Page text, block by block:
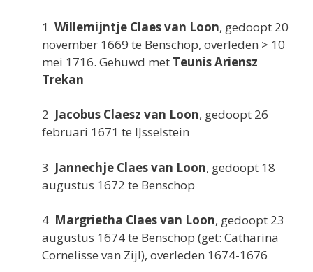
1 Willemijntje Claes van Loon, gedoopt 20
november 1669 te Benschop, overleden > 10
mei 1716. Gehuwd met Teunis Ariensz
Trekan
2 Jacobus Claesz van Loon, gedoopt 26
februari 1671 te IJsselstein
3 Jannechje Claes van Loon, gedoopt 18
augustus 1672 te Benschop
4 Margrietha Claes van Loon, gedoopt 23
augustus 1674 te Benschop (get: Catharina
Cornelisse van Zijl), overleden 1674-1676